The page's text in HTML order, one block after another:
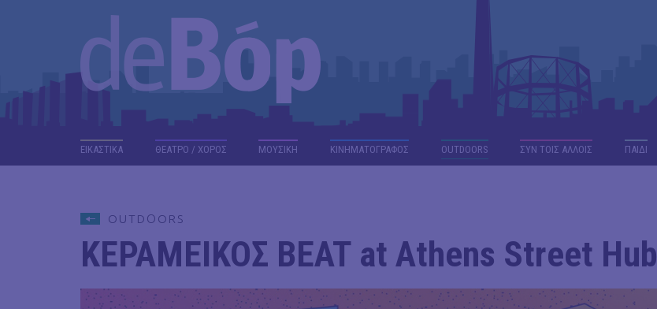
ΕΙΚΑΣΤΙΚΑ ΘΕΑΤΡΟ / ΧΟΡΟΣ ΜΟΥΣΙΚΗ ΚΙΝΗΜΑΤΟΓΡΑΦΟΣ OUTDΟORS ΣΥΝ ΤΟΙΣ ΑΛΛΟΙΣ ΠΑΙΔΙ
OUTDΟORS
ΚΕΡΑΜΕΙΚΟΣ BEAT at Athens Street Hub